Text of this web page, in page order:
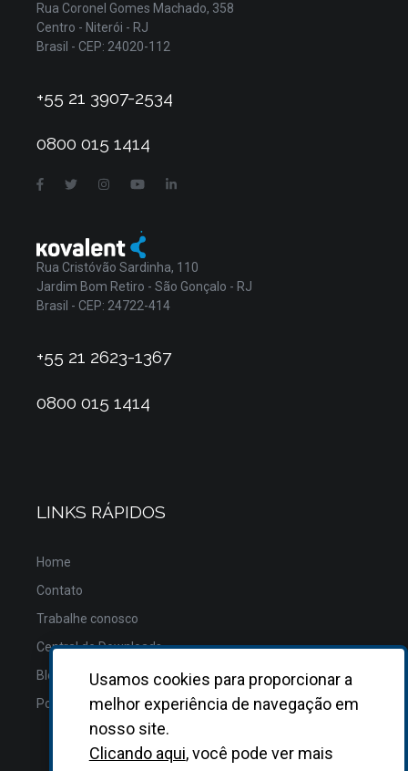
Rua Coronel Gomes Machado, 358
Centro - Niterói - RJ
Brasil - CEP: 24020-112
+55 21 3907-2534
0800 015 1414
Rua Cristóvão Sardinha, 110
Jardim Bom Retiro - São Gonçalo - RJ
Brasil - CEP: 24722-414
+55 21 2623-1367
0800 015 1414
LINKS RÁPIDOS
Home
Contato
Trabalhe conosco
Central de Downloads
Blog
Política de Privacidade
Usamos cookies para proporcionar a
melhor experiência de navegação em
nosso site.
Clicando aqui, você pode ver mais